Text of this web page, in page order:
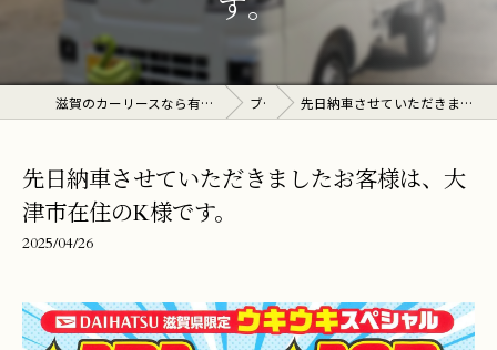
す。
滋賀のカーリースなら有限会社湖西自動車 ジョイカル湖西店 ブログ 先日納車させていただきましたお客様は、大津市在住のK様です。
先日納車させていただきましたお客様は、大
津市在住のK様です。
2025/04/26